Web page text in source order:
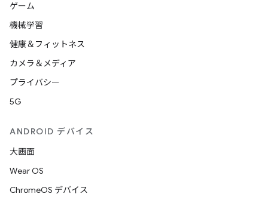
ゲーム
機械学習
健康＆フィットネス
カメラ＆メディア
プライバシー
5G
ANDROID デバイス
大画面
Wear OS
ChromeOS デバイス